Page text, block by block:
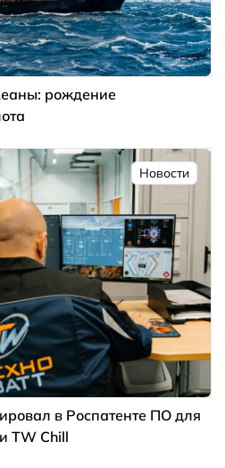
рождение
Новости
в Роспатенте ПО для
TW Chill